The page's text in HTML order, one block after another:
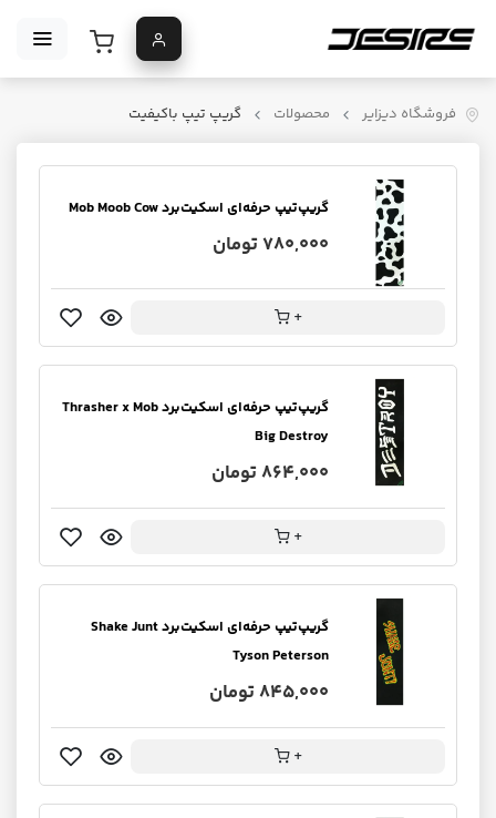
فروشگاه دیزایر محصولات گریپ تیپ باکیفیت
گریپ‌تیپ حرفه‌ای اسکیت‌برد Mob Moob Cow
780,000 تومان
+
گریپ‌تیپ حرفه‌ای اسکیت‌برد Thrasher x Mob
Big Destroy
864,000 تومان
+
گریپ‌تیپ حرفه‌ای اسکیت‌برد Shake Junt
Tyson Peterson
845,000 تومان
+